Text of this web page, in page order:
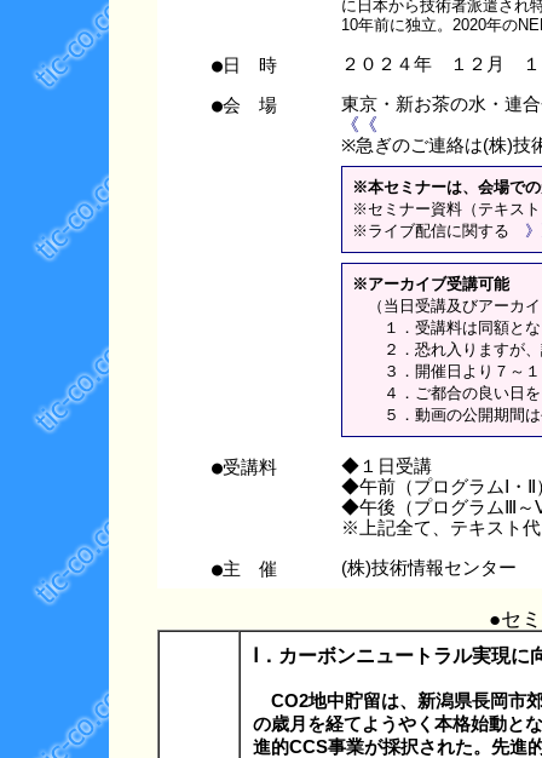
に日本から技術者派遣され
10年前に独立。2020年の
●日 時 ２０２４年 １２月 １
●会 場
東京・新お茶の水・
《《
※急ぎのご連絡は(株)技
※本セミナーは、会場で
※セミナー資料（テキス
※ライブ配信に関する 》
※アーカイブ受講可能
（当日受講及びアーカ
１．受講料は同額とな
２．恐れ入りますが、
３．開催日より７～１
４．ご都合の良い日を
５．動画の公開期間は
●受講料
◆１日受講
◆午前（プログラム
◆午後（プログラム
※上記全て、テキスト
●主 催 (株)技術情報センター
●セ
Ⅰ．カーボンニュートラル実現
CO2地中貯留は、新潟県長岡市
の歳月を経てようやく本格始動と
進的CCS事業が採択された。先進